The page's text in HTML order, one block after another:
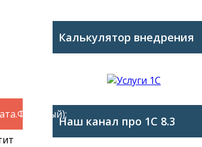
Калькулятор внедрения
Наш канал про 1С 8.3